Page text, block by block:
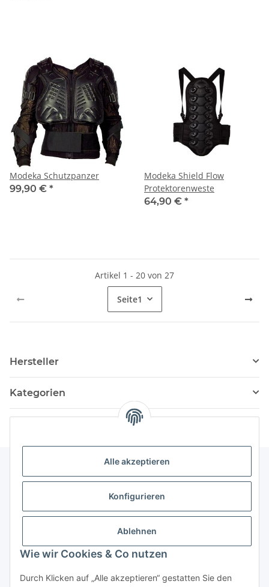
Alle akzeptieren
Konfigurieren
Ablehnen
Wie wir Cookies & Co nutzen
Durch Klicken auf „Alle akzeptieren“ gestatten Sie den
Modeka Schutzpanzer
99,90 € *
Modeka Shield Flow
Protektorenweste
64,90 € *
Artikel 1 - 20 von 27
Seite1
Hersteller
Kategorien
Vertrag widerrufen